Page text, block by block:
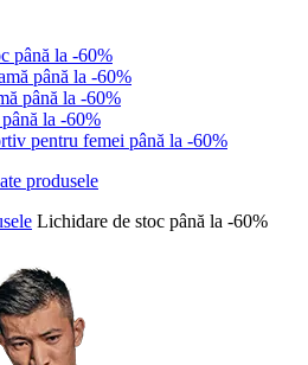
până la -60%
până la -60%
până la -60%
la -60%
pentru femei până la -60%
Lichidare de stoc până la -60%